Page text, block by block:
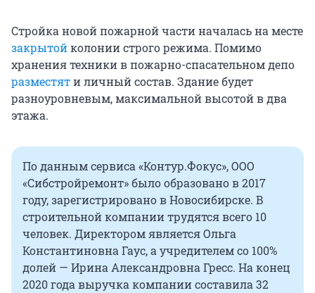
Стройка новой пожарной части началась на месте
закрытойколонии строго режима. Помимо
хранения техники в пожарно-спасательном депо
разместяти личный состав. Здание будет
разноуровневым, максимальной высотой в два
этажа.
По данным сервиса «Контур.Фокус», ООО
«Сибстройремонт» было образовано в 2017
году, зарегистрировано в Новосибирске. В
строительной компании трудятся всего 10
человек. Директором является Ольга
Константиновна Гаус, а учредителем со 100%
долей — Ирина Александровна Гресс. На конец
2020 года выручка компании составила 32